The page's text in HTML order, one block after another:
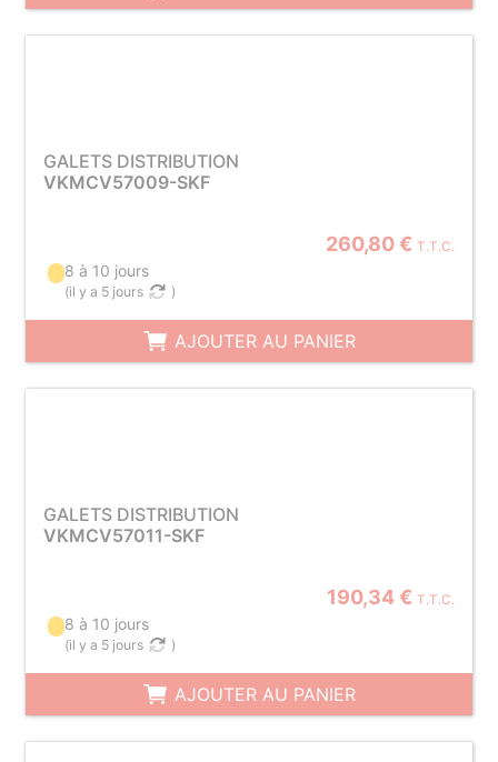
GALETS DISTRIBUTION
VKMCV57009-SKF
260,80 € T.T.C.
8 à 10 jours
(il y a 5 jours )
AJOUTER AU PANIER
GALETS DISTRIBUTION
VKMCV57011-SKF
190,34 € T.T.C.
8 à 10 jours
(il y a 5 jours )
AJOUTER AU PANIER